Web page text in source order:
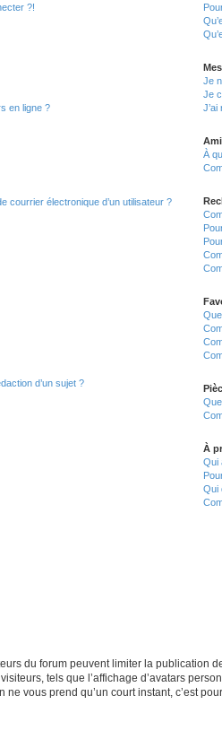
?!
en ligne ?
courrier électronique d’un utilisateur ?
d’un sujet ?
Je
Je
À
À
Qui
Qui
du forum peuvent limiter la
tels que l’affichage d’avatars
vous prend qu’un court instant, c’est